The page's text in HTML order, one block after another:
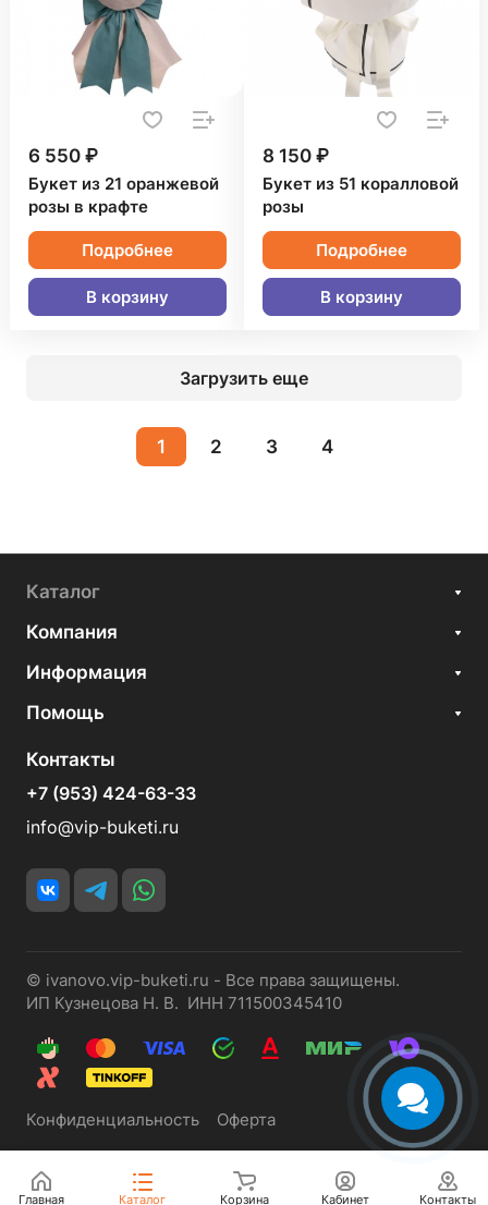
6 550 ₽
Букет из 21 оранжевой
розы в крафте
Подробнее
В корзину
8 150 ₽
Букет из 51 коралловой
розы
Подробнее
В корзину
Загрузить еще
1 2 3 4
Каталог
Компания
Информация
Помощь
Контакты
+7 (953) 424-63-33
info@vip-buketi.ru
© ivanovo.vip-buketi.ru - Все права защищены.
ИП Кузнецова Н. В. ИНН 711500345410
Конфиденциальность Оферта
Главная Каталог Корзина Кабинет Контакты